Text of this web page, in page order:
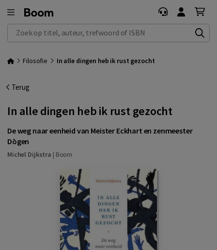
Zoek op titel, auteur, trefwoord of ISBN
Filosofie In alle dingen heb ik rust gezocht
Terug
In alle dingen heb ik rust gezocht
De weg naar eenheid van Meister Eckhart en zenmeester
Dōgen
Michel Dijkstra | Boom